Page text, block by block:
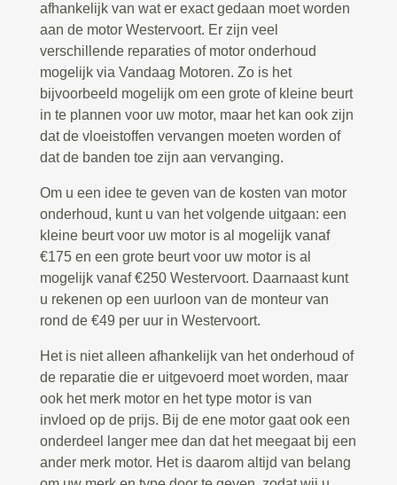
afhankelijk van wat er exact gedaan moet worden
aan de motor Westervoort. Er zijn veel
verschillende reparaties of motor onderhoud
mogelijk via Vandaag Motoren. Zo is het
bijvoorbeeld mogelijk om een grote of kleine beurt
in te plannen voor uw motor, maar het kan ook zijn
dat de vloeistoffen vervangen moeten worden of
dat de banden toe zijn aan vervanging.
Om u een idee te geven van de kosten van motor
onderhoud, kunt u van het volgende uitgaan: een
kleine beurt voor uw motor is al mogelijk vanaf
€175 en een grote beurt voor uw motor is al
mogelijk vanaf €250 Westervoort. Daarnaast kunt
u rekenen op een uurloon van de monteur van
rond de €49 per uur in Westervoort.
Het is niet alleen afhankelijk van het onderhoud of
de reparatie die er uitgevoerd moet worden, maar
ook het merk motor en het type motor is van
invloed op de prijs. Bij de ene motor gaat ook een
onderdeel langer mee dan dat het meegaat bij een
ander merk motor. Het is daarom altijd van belang